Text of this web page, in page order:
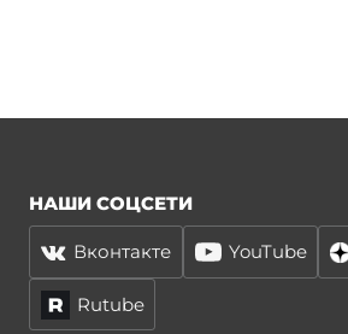
НАШИ СОЦСЕТИ
Вконтакте YouTube
Rutube